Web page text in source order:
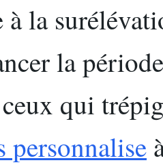
à la
la
qui
personnalise